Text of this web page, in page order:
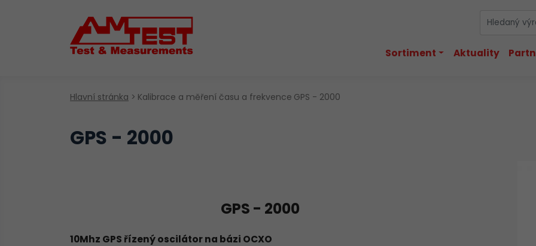
Sortiment Aktuality
Hlavní stránka Kalibrace a měření času a frekvence GPS - 2000
GPS - 2000
GPS - 2000
10Mhz GPS řízený oscilátor na bázi OCXO